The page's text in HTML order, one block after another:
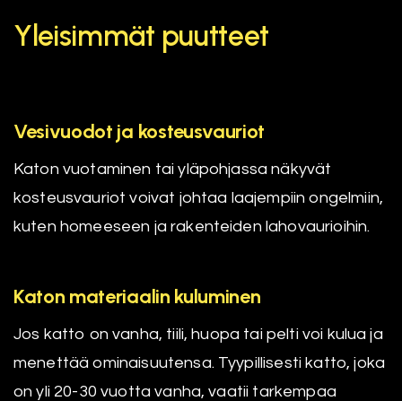
Yleisimmät puutteet
Vesivuodot ja kosteusvauriot
Katon vuotaminen tai yläpohjassa näkyvät
kosteusvauriot voivat johtaa laajempiin ongelmiin,
kuten homeeseen ja rakenteiden lahovaurioihin.
Katon materiaalin kuluminen
Jos katto on vanha, tiili, huopa tai pelti voi kulua ja
menettää ominaisuutensa. Tyypillisesti katto, joka
on yli 20-30 vuotta vanha, vaatii tarkempaa